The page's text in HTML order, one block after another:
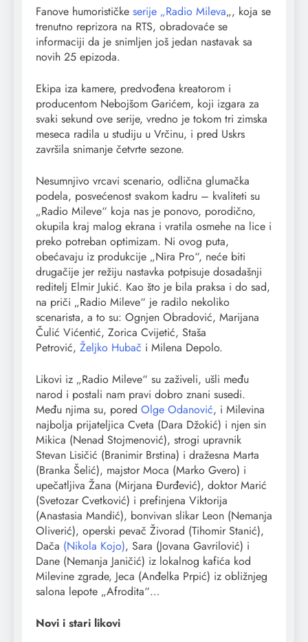
Fanove humorističke serije „Radio Mileva„, koja se
trenutno reprizora na RTS, obradovaće se
informaciji da je snimljen još jedan nastavak sa
novih 25 epizoda.
Ekipa iza kamere, predvođena kreatorom i
producentom Nebojšom Garićem, koji izgara za
svaki sekund ove serije, vredno je tokom tri zimska
meseca radila u studiju u Vrčinu, i pred Uskrs
završila snimanje četvrte sezone.
Nesumnjivo vrcavi scenario, odlična glumačka
podela, posvećenost svakom kadru – kvaliteti su
„Radio Mileve“ koja nas je ponovo, porodično,
okupila kraj malog ekrana i vratila osmehe na lice i
preko potreban optimizam. Ni ovog puta,
obećavaju iz produkcije „Nira Pro“, neće biti
drugačije jer režiju nastavka potpisuje dosadašnji
reditelj Elmir Jukić. Kao što je bila praksa i do sad,
na priči „Radio Mileve“ je radilo nekoliko
scenarista, a to su: Ognjen Obradović, Marijana
Čulić Vićentić, Zorica Cvijetić, Staša
Petrović, Željko Hubač i Milena Depolo.
Likovi iz „Radio Mileve“ su zaživeli, ušli među
narod i postali nam pravi dobro znani susedi.
Među njima su, pored Olge Odanović, i Milevina
najbolja prijateljica Cveta (Dara Džokić) i njen sin
Mikica (Nenad Stojmenović), strogi upravnik
Stevan Lisičić (Branimir Brstina) i dražesna Marta
(Branka Šelić), majstor Moca (Marko Gvero) i
upečatljiva Žana (Mirjana Đurđević), doktor Marić
(Svetozar Cvetković) i prefinjena Viktorija
(Anastasia Mandić), bonvivan slikar Leon (Nemanja
Oliverić), operski pevač Živorad (Tihomir Stanić),
Dača (Nikola Kojo), Sara (Jovana Gavrilović) i
Dane (Nemanja Janičić) iz lokalnog kafića kod
Milevine zgrade, Jeca (Anđelka Prpić) iz obližnjeg
salona lepote „Afrodita“…
Novi i stari likovi